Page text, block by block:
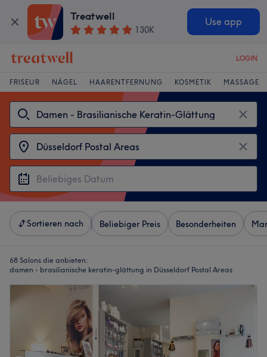
Treatwell
130K
Use app
LOGIN
FRISEUR NÄGEL HAARENTFERNUNG KOSMETIK MASSAGE
Sortieren nach Beliebiger Preis Besonderheiten
68 Salons die anbieten:
damen - brasilianische keratin-glättung in Düsseldorf Postal Areas